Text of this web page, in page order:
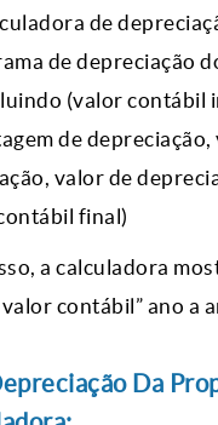
de
de depreciação
(valor contábil
de depreciação,
valor de
final)
a calculadora
contábil” ano a
Da